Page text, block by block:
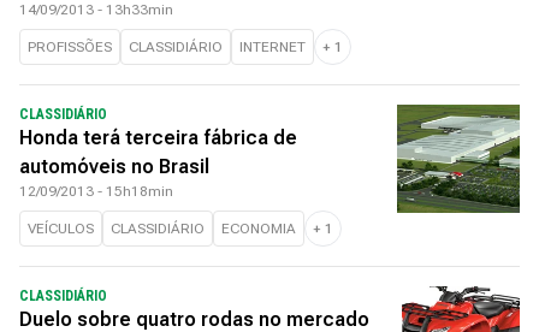
14/09/2013 - 13h33min
PROFISSÕES CLASSIDIÁRIO INTERNET + 1
CLASSIDIÁRIO
Honda terá terceira fábrica de
automóveis no Brasil
12/09/2013 - 15h18min
VEÍCULOS CLASSIDIÁRIO ECONOMIA + 1
CLASSIDIÁRIO
Duelo sobre quatro rodas no mercado